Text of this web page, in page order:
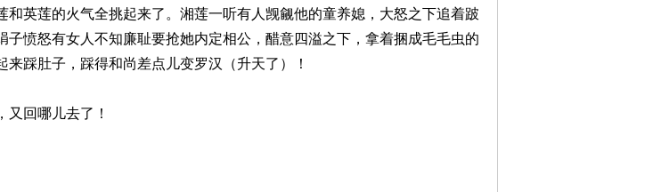
英莲的火气全挑起来了。湘莲一听有人觊觎他的童养媳，大怒之下追着跛
愤怒有女人不知廉耻要抢她内定相公，醋意四溢之下，拿着捆成毛毛虫的
踩肚子，踩得和尚差点儿变罗汉（升天了）！
回哪儿去了！